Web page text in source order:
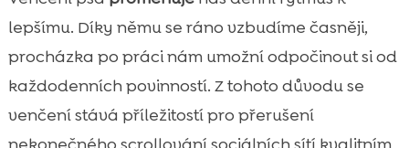
lepšímu. Díky němu se ráno vzbudíme časněji,
procházka po práci nám umožní odpočinout si od
každodenních povinností. Z tohoto důvodu se
venčení stává příležitostí pro přerušení